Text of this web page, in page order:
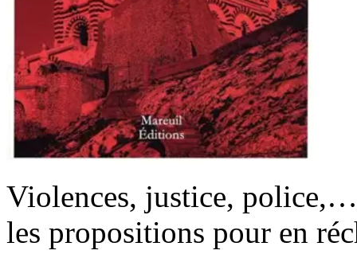
Violences, justice,
les propositions pour en